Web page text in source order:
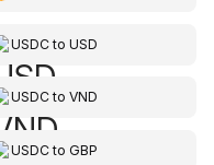
USDCtoUSD
USDCtoVND
USDCtoGBP